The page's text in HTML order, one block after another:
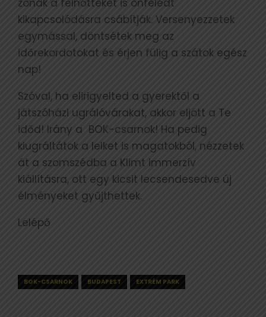
kikapcsolódásra csábítják. Versenyezzetek
egymással, döntsétek meg az
időrekordotokat és érjen fülig a szátok egész
nap!
Szóval, ha elirigyelted a gyerektől a
játszóházi ugrálóvárakat, akkor eljött a Te
időd! Irány a BOK-csarnok! Ha pedig
kiugráltátok a lelket is magatokból, nézzetek
át a szomszédba a Klimt immerzív
kiállításra, ott egy kicsit lecsendesedve új
élményeket gyűjthettek.
Lelépő
BOK-CSARNOK BUDAPEST EXTRÉM PARK